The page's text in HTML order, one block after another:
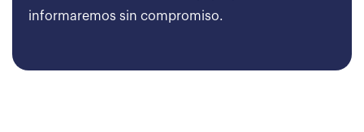
informaremos sin compromiso.